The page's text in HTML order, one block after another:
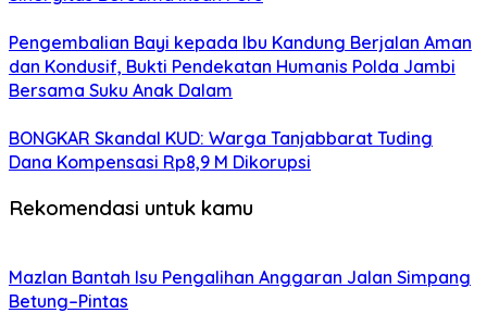
Pengembalian Bayi kepada Ibu Kandung Berjalan Aman
dan Kondusif, Bukti Pendekatan Humanis Polda Jambi
Bersama Suku Anak Dalam
BONGKAR Skandal KUD: Warga Tanjabbarat Tuding
Dana Kompensasi Rp8,9 M Dikorupsi
Rekomendasi untuk kamu
Mazlan Bantah Isu Pengalihan Anggaran Jalan Simpang
Betung–Pintas